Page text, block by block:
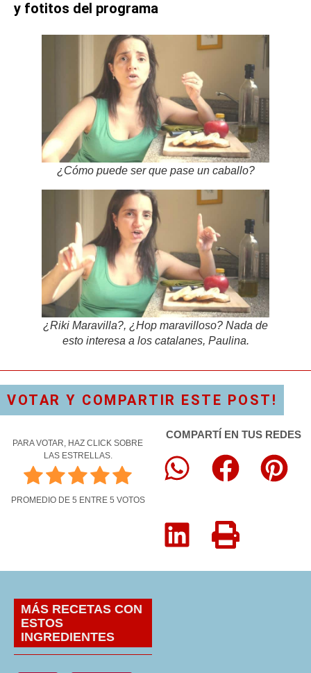
y fotitos del programa
¿Cómo puede ser que pase un caballo?
¿Riki Maravilla?, ¿Hop maravilloso? Nada de
esto interesa a los catalanes, Paulina.
VOTAR Y COMPARTIR ESTE POST!
PARA VOTAR, HAZ CLICK SOBRE
LAS ESTRELLAS.
PROMEDIO DE 5 ENTRE 5 VOTOS
COMPARTÍ EN TUS REDES
MÁS RECETAS CON
ESTOS
INGREDIENTES